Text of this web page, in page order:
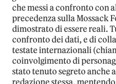
che messi a confronto con
precedenza sulla Mossack
dimostrato di essere reali.
confronto dei dati, e di
testate internazionali
coinvolgimento di
stato tenuto segreto anche